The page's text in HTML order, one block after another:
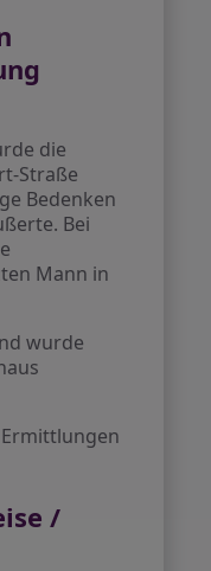
die
Straße
Bedenken
Bei
Mann in
wurde
/